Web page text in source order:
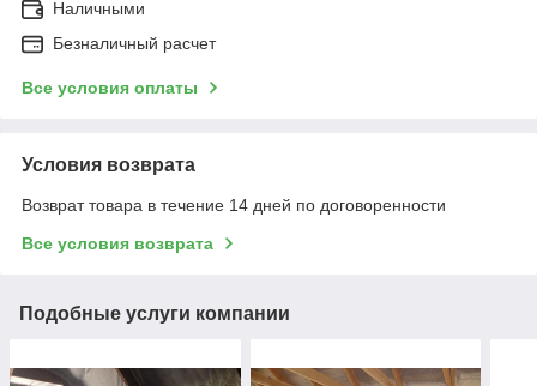
Наличными
Безналичный расчет
Все условия оплаты
Условия возврата
Возврат товара в течение 14 дней по договоренности
Все условия возврата
Подобные услуги компании